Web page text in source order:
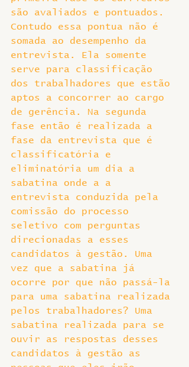
são avaliados e pontuados.
Contudo essa pontua não é
somada ao desempenho da
entrevista. Ela somente
serve para classificação
dos trabalhadores que estão
aptos a concorrer ao cargo
de gerência. Na segunda
fase então é realizada a
fase da entrevista que é
classificatória e
eliminatória um dia a
sabatina onde a a
entrevista conduzida pela
comissão do processo
seletivo com perguntas
direcionadas a esses
candidatos à gestão. Uma
vez que a sabatina já
ocorre por que não passá-la
para uma sabatina realizada
pelos trabalhadores? Uma
sabatina realizada para se
ouvir as respostas desses
candidatos à gestão as